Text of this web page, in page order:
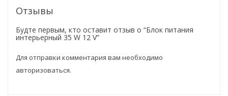
Отзывы
Будте первым, кто оставит отзыв о “Блок питания
интерьерный 35 W 12 V”
Для отправки комментария вам необходимо
авторизоваться.